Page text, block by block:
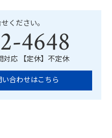
ください。
4648
対応 【定休】不定休
合わせはこちら